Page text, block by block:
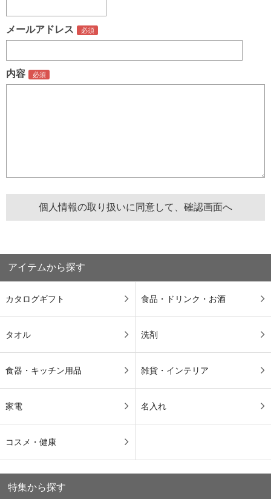
メールアドレス
内容
アイテムから探す
カタログギフト 食品・ドリンク・お酒
タオル 洗剤
食器・キッチン用品 雑貨・インテリア
家電 名入れ
コスメ・健康
特集から探す